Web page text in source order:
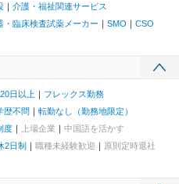
介護・福祉関連サービス
・臨床検査試薬メーカー SMO
CSO
日以上
フレックス勤務
歴不問
転勤なし（勤務地限定）
度 上場企業
中国語を活かす
2日制 職種未経験歓迎
原則定時退社